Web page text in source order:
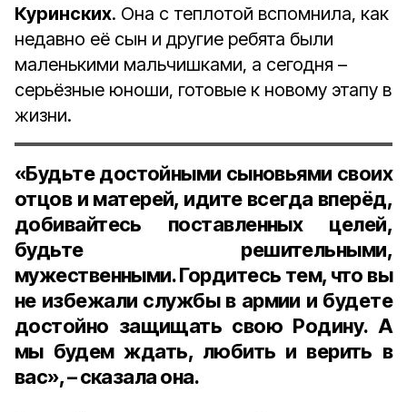
Куринских. Она с теплотой вспомнила, как
недавно её сын и другие ребята были
маленькими мальчишками, а сегодня –
серьёзные юноши, готовые к новому этапу в
жизни.
«Будьте достойными сыновьями своих
отцов и матерей, идите всегда вперёд,
добивайтесь поставленных целей,
будьте решительными,
мужественными. Гордитесь тем, что вы
не избежали службы в армии и будете
достойно защищать свою Родину. А
мы будем ждать, любить и верить в
вас», – сказала она.